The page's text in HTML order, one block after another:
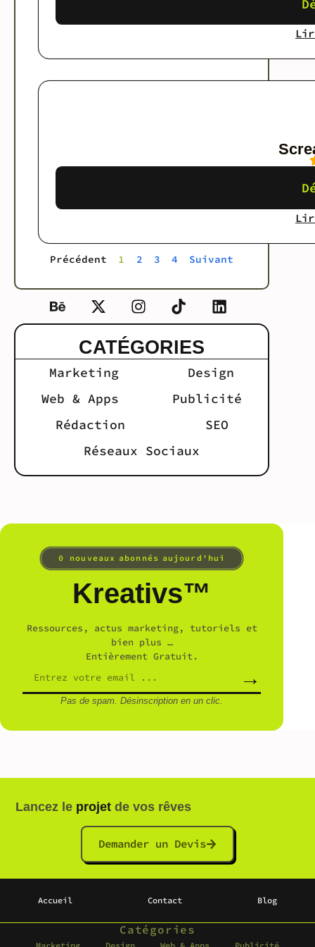
Précédent 1 2 3 4 Suivant
CATÉGORIES
Marketing
Design
Web & Apps
Publicité
Rédaction
SEO
Réseaux Sociaux
0 nouveaux abonnés aujourd'hui
Kreativs™
Ressources, actus marketing, tutoriels et
bien plus …
Entièrement Gratuit.
→
Pas de spam. Désinscription en un clic.
Lancez le projet de vos rêves
Demander un Devis
Accueil Contact Blog
Catégories